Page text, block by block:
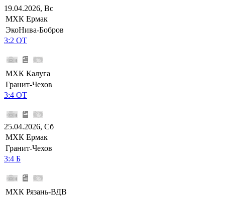
19.04.2026, Вс
МХК Ермак
ЭкоНива-Бобров
3:2 ОТ
МХК Калуга
Гранит-Чехов
3:4 ОТ
25.04.2026, Сб
МХК Ермак
Гранит-Чехов
3:4 Б
МХК Рязань-ВДВ